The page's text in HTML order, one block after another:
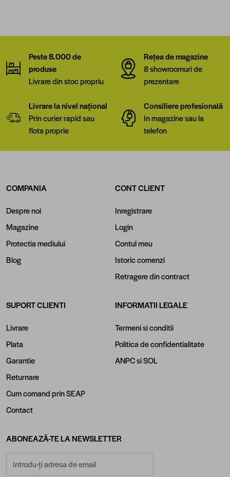
Peste 8.000 de
produse
Livrare din stoc propriu
Rețea de magazine
8 showroomuri de
prezentare
Livrare la nivel național
Prin curier rapid sau
flota proprie
Consiliere profesională
In magazine sau la
telefon
COMPANIA
Despre noi
Magazine
Protectia mediului
Blog
CONT CLIENT
Inregistrare
Login
Contul meu
Istoric comenzi
Retragere din contract
SUPORT CLIENTI
Livrare
Plata
Garantie
Returnare
Cum comand prin SEAP
Contact
INFORMATII LEGALE
Termeni si conditii
Politica de confidentialitate
ANPCsiSOL
ABONEAZĂ-TE LA NEWSLETTER